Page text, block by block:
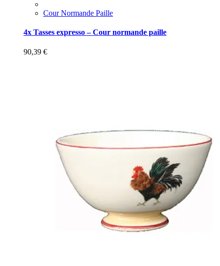
Cour Normande Paille
4x Tasses expresso – Cour normande paille
90,39 €